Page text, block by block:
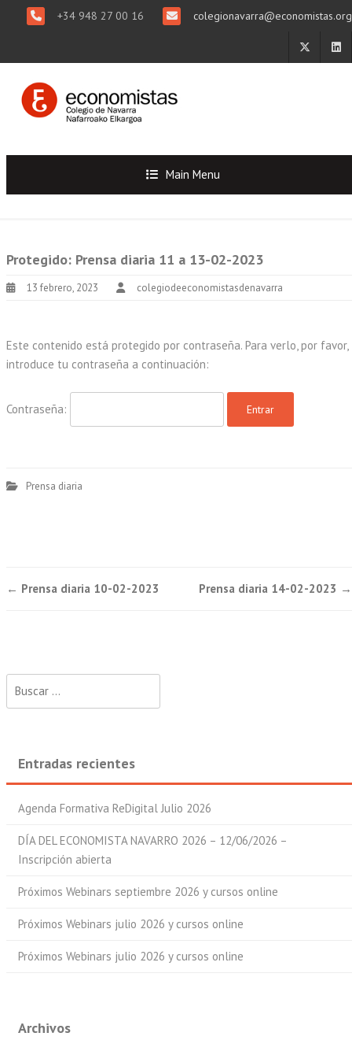
+34 948 27 00 16 colegionavarra@economistas.org
Main Menu
Protegido: Prensa diaria 11 a 13-02-2023
13 febrero, 2023 colegiodeeconomistasdenavarra
Este contenido está protegido por contraseña. Para verlo, por favor,
introduce tu contraseña a continuación:
Contraseña:
Prensa diaria
Post
← Prensa diaria 10-02-2023 Prensa diaria 14-02-2023 →
Entradas recientes
Agenda Formativa ReDigital Julio 2026
DÍA DEL ECONOMISTA NAVARRO 2026 – 12/06/2026 –
Inscripción abierta
Próximos Webinars septiembre 2026 y cursos online
Próximos Webinars julio 2026 y cursos online
Próximos Webinars julio 2026 y cursos online
Archivos